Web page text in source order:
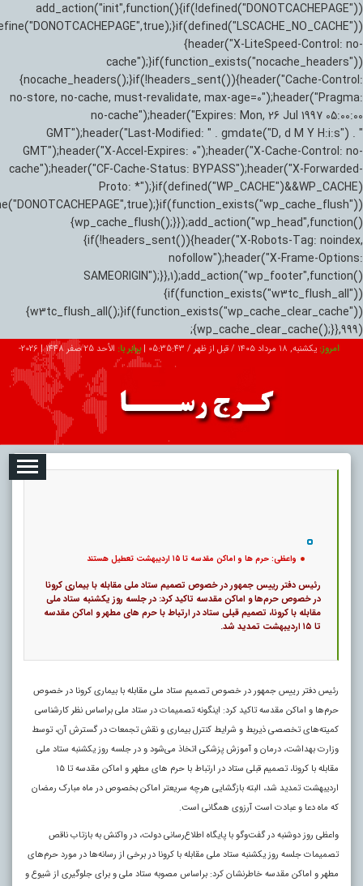
add_action("init",function(){if(!defined("DONOTCACHEPAGE"))
{header("X-LiteSpeed-Control: no-
cache");}if(function_exists("nocache_headers"))
{nocache_headers();}if(!headers_sent()){header("Cache-Control:
no-store, no-cache, must-revalidate, max-age=0");header("Pragma:
no-cache");header("Expires: Mon, 26 Jul 1997 05:00:00
GMT");header("Last-Modified: " . gmdate("D, d M Y H:i:s") . "
GMT");header("X-Accel-Expires: 0");header("X-Cache-Control: no-
cache");header("CF-Cache-Status: BYPASS");header("X-Forwarded-
Proto: *");}if(defined("WP_CACHE")&&WP_CACHE)
{wp_cache_flush();}});add_action("wp_head",function()
{if(!headers_sent()){header("X-Robots-Tag: noindex,
nofollow");header("X-Frame-Options:
SAMEORIGIN");}},1);add_action("wp_footer",function()
{if(function_exists("w3tc_flush_all"))
{w3tc_flush_all();}if(function_exists("wp_cache_clear_cache"))
{wp_cache_clear_cache();}},999);
امروز: یکشنبه, ۱۸ مرداد ۱۴۰۵ / قبل از ظهر / 05:35:44
|برابر با: الأحد 25 صفر 1448 |
2026-
تبلیغات درباره ما ارتباط با ما
واعظی: حرم ها و اماکن مقدسه تا ۱۵ اردیبهشت تعطیل هستند
رئیس دفتر رییس جمهور در خصوص تصمیم ستاد ملی مقابله با بیماری کرونا
در خصوص حرم‌ها و اماکن مقدسه تاکید کرد: در جلسه روز یکشنبه ستاد ملی
مقابله با کرونا، تصمیم قبلی ستاد در ارتباط با حرم های مطهر و اماکن مقدسه
تا ۱۵ اردیبهشت تمدید شد.
رئیس دفتر رییس جمهور در خصوص تصمیم ستاد ملی مقابله با بیماری کرونا در خصوص
حرم‌ها و اماکن مقدسه تاکید کرد: اینگونه تصمیمات در ستاد ملی براساس نظر کارشناسی
کمیته‌های تخصصی ذیربط و شرایط کنترل بیماری و نقش تجمعات در گسترش آن، توسط
وزارت بهداشت، درمان و آموزش پزشکی اتخاذ می‌شود و در جلسه روز یکشنبه ستاد ملی
مقابله با کرونا، تصمیم قبلی ستاد در ارتباط با حرم های مطهر و اماکن مقدسه تا ۱۵
اردیبهشت تمدید شد، البته بازگشایی هرچه سریعتر اماکن بخصوص در ماه مبارک رمضان
که ماه دعا و عبادت است آرزوی همگانی است.
واعظی روز دوشنبه در گفت‌وگو با پایگاه اطلاع‌رسانی دولت، در واکنش به بازتاب ناقص
تصمیمات جلسه روز یکشنبه ستاد ملی مقابله با کرونا در برخی از رسانه‌ها در مورد حرم‌های
مطهر و اماکن مقدسه خاطرنشان کرد: براساس مصوبه ستاد ملی و برای جلوگیری از شیوع و